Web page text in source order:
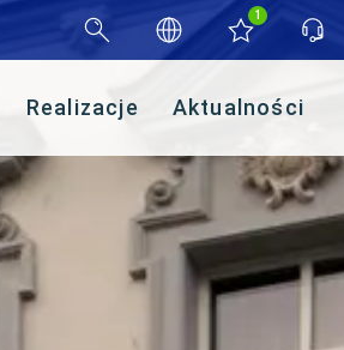
1
Realizacje Aktualności